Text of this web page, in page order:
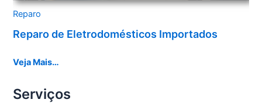
Reparo
Reparo de Eletrodomésticos Importados
Veja Mais…
Serviços